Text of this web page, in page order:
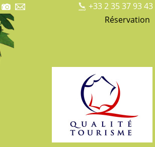
+33 2 35 37 93 43
Réservation